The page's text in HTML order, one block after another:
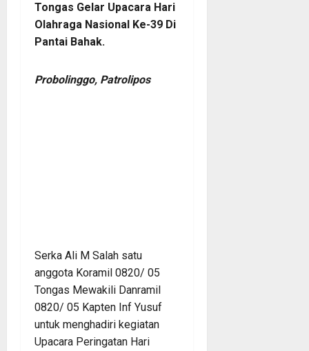
Tongas Gelar Upacara Hari
Olahraga Nasional Ke-39 Di
Pantai Bahak.
Probolinggo, Patrolipos
Serka Ali M Salah satu
anggota Koramil 0820/ 05
Tongas Mewakili Danramil
0820/ 05 Kapten Inf Yusuf
untuk menghadiri kegiatan
Upacara Peringatan Hari